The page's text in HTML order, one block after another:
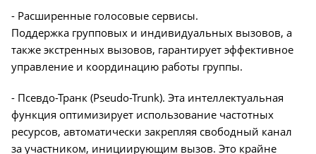
- Расширенные голосовые сервисы.
Поддержка групповых и индивидуальных вызовов, а
также экстренных вызовов, гарантирует эффективное
управление и координацию работы группы.
- Псевдо-Транк (Pseudo-Trunk). Эта интеллектуальная
функция оптимизирует использование частотных
ресурсов, автоматически закрепляя свободный канал
за участником, инициирующим вызов. Это крайне